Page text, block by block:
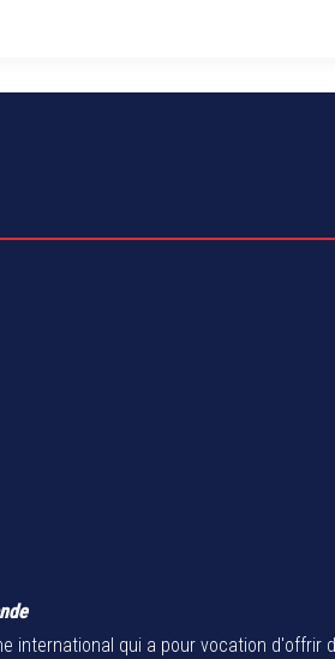
international qui a pour vocation d'offrir